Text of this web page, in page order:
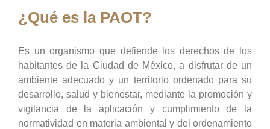
¿Qué es la PAOT?
Es un organismo que defiende los derechos de los
habitantes de la Ciudad de México, a disfrutar de un
ambiente adecuado y un territorio ordenado para su
desarrollo, salud y bienestar, mediante la promoción y
vigilancia de la aplicación y cumplimiento de la
normatividad en materia ambiental y del ordenamiento